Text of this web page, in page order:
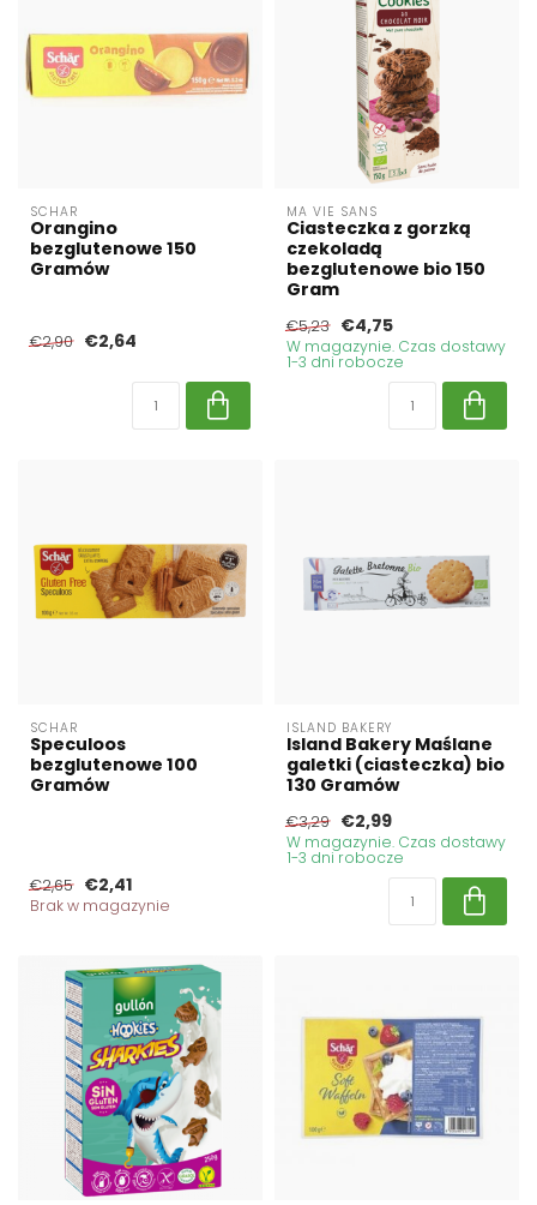
SCHAR
Orangino
bezglutenowe 150
Gramów
€2,90 €2,64
MA VIE SANS
Ciasteczka z gorzką
czekoladą
bezglutenowe bio 150
Gram
€5,23 €4,75
W magazynie. Czas dostawy
1-3 dni robocze
SCHAR
Speculoos
bezglutenowe 100
Gramów
€2,65 €2,41
Brak w magazynie
ISLAND BAKERY
Island Bakery Maślane
galetki (ciasteczka) bio
130 Gramów
€3,29 €2,99
W magazynie. Czas dostawy
1-3 dni robocze